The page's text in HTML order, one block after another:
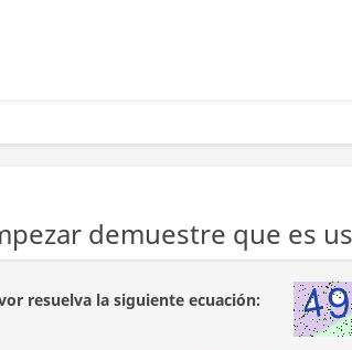
demuestre que es
resuelva la siguiente ecuación: